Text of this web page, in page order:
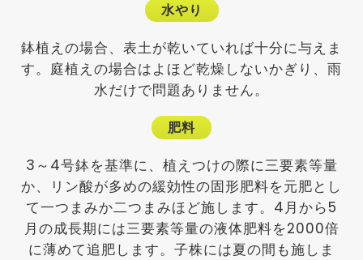
水やり
鉢植えの場合、表土が乾いていれば十分に与えま
す。庭植えの場合はよほど乾燥しないかぎり、雨
水だけで問題ありません。
肥料
3～4号鉢を基準に、植えつけの際に三要素等量
か、リン酸が多めの緩効性の固形肥料を元肥とし
て一つまみか二つまみほど施します。4月から5
月の成長期には三要素等量の液体肥料を2000倍
に薄めて追肥します。子株には夏の間も施しま